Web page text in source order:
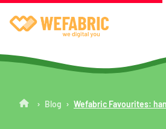
› Blog › Wefabric Favourites: